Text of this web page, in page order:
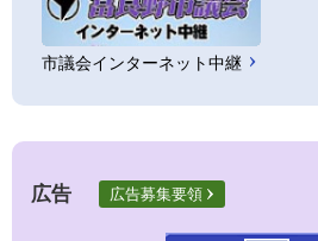
市議会インターネット中継
広告 広告募集要領